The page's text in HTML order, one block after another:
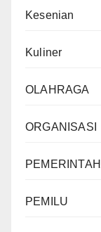
Kesenian
Kuliner
OLAHRAGA
ORGANISASI
PEMILU